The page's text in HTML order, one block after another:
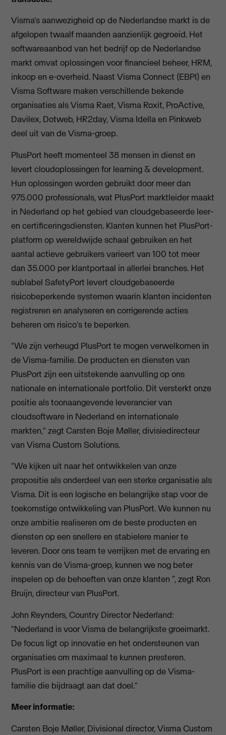
Visma's aanwezigheid op de Nederlandse markt is de
afgelopen twaalf maanden aanzienlijk gegroeid. Het
softwareaanbod van het bedrijf op de Nederlandse
markt omvat oplossingen voor financieel beheer, HRM,
inkoop en e-overheid. Naast Visma Connect (EBPI) en
Visma Software maken verschillende bekende
organisaties als Visma Raet, Visma Roxit, ProActive,
Davilex, Dotweb, HR2day, Visma Idella en Pinkweb
deel uit van de Visma-groep.
PlusPort heeft momenteel 38 mensen in dienst en
levert cloudoplossingen for learning & development.
Hun oplossingen worden gebruikt door meer dan
975.000 professionals, wat PlusPort marktleider maakt
in Nederland op het gebied van cloudgebaseerde leer-
en certificeringsdiensten. Klanten kunnen het PlusPort-
platform op wereldwijde schaal gebruiken en het
aantal actieve gebruikers varieert van 100 tot meer
dan 35.000 per klantportaal in allerlei branches. Het
sublabel SafetyPort levert cloudgebaseerde
risicobeperkende systemen waarin klanten incidenten
registreren en analyseren en corrigerende acties
beheren om risico's te beperken.
"We zijn verheugd PlusPort te mogen verwelkomen in
de Visma-familie. De producten en diensten van
PlusPort zijn een uitstekende aanvulling op ons
nationale en internationale portfolio. Dit versterkt onze
positie als toonaangevende leverancier van
cloudsoftware in Nederland en internationale
markten," zegt Carsten Boje Møller, divisiedirecteur
van Visma Custom Solutions.
"We kijken uit naar het ontwikkelen van onze
propositie als onderdeel van een sterke organisatie als
Visma. Dit is een logische en belangrijke stap voor de
toekomstige ontwikkeling van PlusPort. We kunnen nu
onze ambitie realiseren om de beste producten en
diensten op een snellere en stabielere manier te
leveren. Door ons team te verrijken met de ervaring en
kennis van de Visma-groep, kunnen we nog beter
inspelen op de behoeften van onze klanten ”, zegt Ron
Bruijn, directeur van PlusPort.
John Reynders, Country Director Nederland:
"Nederland is voor Visma de belangrijkste groeimarkt.
De focus ligt op innovatie en het ondersteunen van
organisaties om maximaal te kunnen presteren.
PlusPort is een prachtige aanvulling op de Visma-
familie die bijdraagt aan dat doel."
Meer informatie:
Carsten Boje Møller, Divisional director, Visma Custom